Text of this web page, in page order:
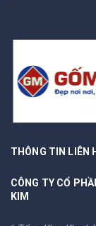
THÔNG TIN LIÊN
CÔNG TY CỔ
KIM